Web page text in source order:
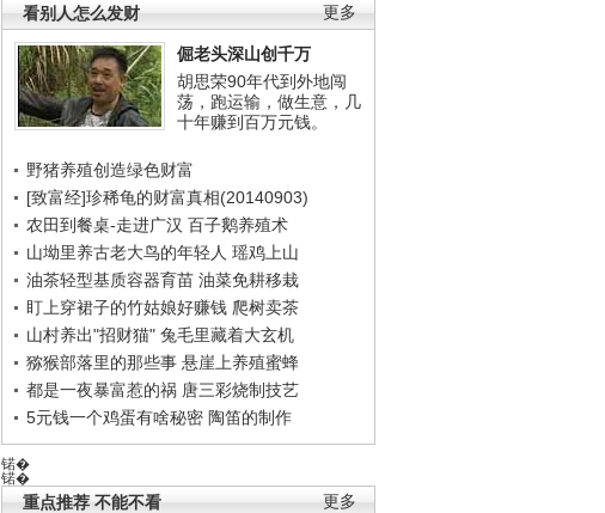
更多
看别人怎么发财
倔老头深山创千万
胡思荣90年代到外地闯
荡，跑运输，做生意，几
十年赚到百万元钱。
野猪养殖创造绿色财富
[致富经]珍稀龟的财富真相(20140903)
农田到餐桌-走进广汉 百子鹅养殖术
山坳里养古老大鸟的年轻人 瑶鸡上山
油茶轻型基质容器育苗 油菜免耕移栽
盯上穿裙子的竹姑娘好赚钱 爬树卖茶
山村养出"招财猫" 兔毛里藏着大玄机
猕猴部落里的那些事 悬崖上养殖蜜蜂
都是一夜暴富惹的祸 唐三彩烧制技艺
5元钱一个鸡蛋有啥秘密 陶笛的制作
锘�
锘�
更多
重点推荐 不能不看